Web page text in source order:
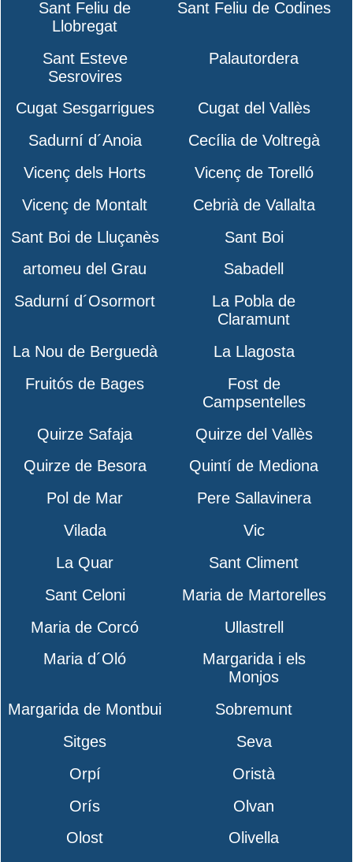
Sant Feliu de
Llobregat
Sant Feliu de Codines
Sant Esteve
Sesrovires
Palautordera
Cugat Sesgarrigues
Cugat del Vallès
Sadurní d´Anoia
Cecília de Voltregà
Vicenç dels Horts
Vicenç de Torelló
Vicenç de Montalt
Cebrià de Vallalta
Sant Boi de Lluçanès
Sant Boi
artomeu del Grau
Sabadell
Sadurní d´Osormort
La Pobla de
Claramunt
La Nou de Berguedà
La Llagosta
Fruitós de Bages
Fost de
Campsentelles
Quirze Safaja
Quirze del Vallès
Quirze de Besora
Quintí de Mediona
Pol de Mar
Pere Sallavinera
Vilada
Vic
La Quar
Sant Climent
Sant Celoni
Maria de Martorelles
Maria de Corcó
Ullastrell
Maria d´Oló
Margarida i els
Monjos
Margarida de Montbui
Sobremunt
Sitges
Seva
Orpí
Oristà
Orís
Olvan
Olost
Olivella